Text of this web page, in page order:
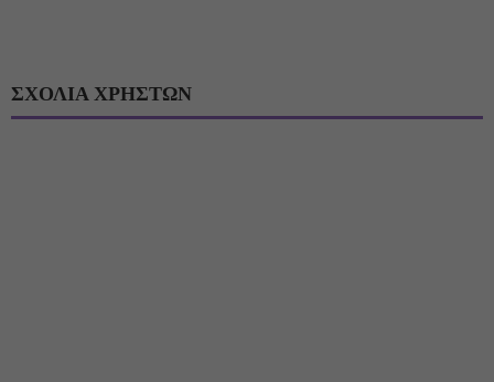
ΣΧΟΛΙΑ ΧΡΗΣΤΩΝ